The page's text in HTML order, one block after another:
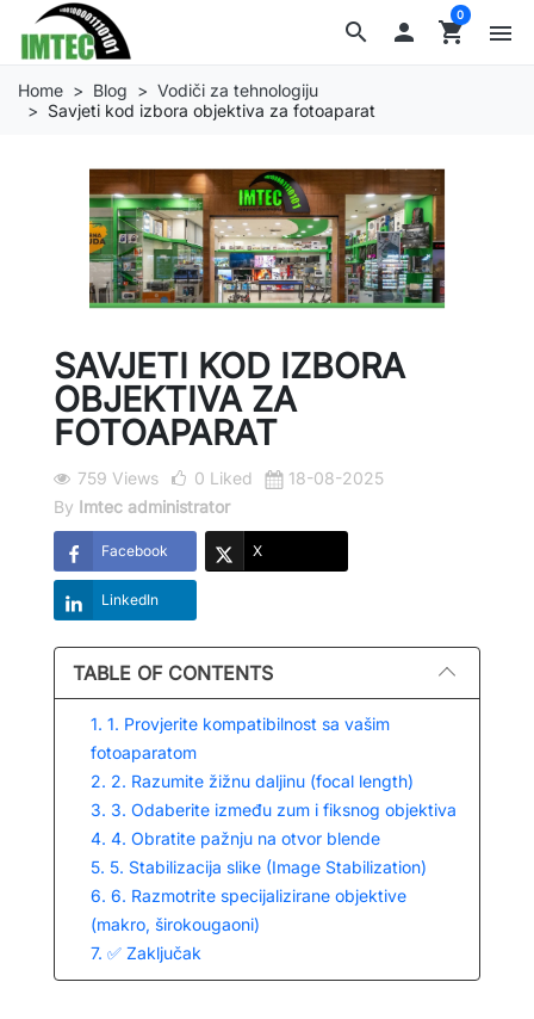
search  shopping_cart
0
menu
Home Blog
Vodiči za tehnologiju
Savjeti kod izbora objektiva za fotoaparat
SAVJETI KOD IZBORA
OBJEKTIVA ZA
FOTOAPARAT
759 Views 0 Liked
18-08-2025
By Imtec administrator
Facebook X
LinkedIn
TABLE OF CONTENTS
1. 1. Provjerite kompatibilnost sa vašim
fotoaparatom
2. 2. Razumite žižnu daljinu (focal length)
3. 3. Odaberite između zum i fiksnog objektiva
4. 4. Obratite pažnju na otvor blende
5. 5. Stabilizacija slike (Image Stabilization)
6. 6. Razmotrite specijalizirane objektive
(makro, širokougaoni)
7. ✅ Zaključak